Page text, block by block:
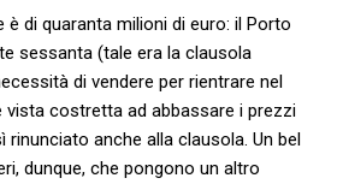
è di quaranta milioni di euro: il Porto
sessanta (tale era la clausola
di vendere per rientrare nel
vista costretta ad abbassare i prezzi
rinunciato anche alla clausola. Un bel
dunque, che pongono un altro